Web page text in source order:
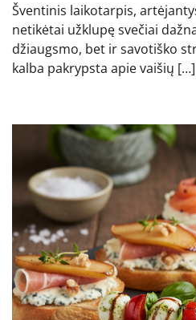
Šventinis laikotarpis,
netikėtai užklupę svečiai
džiaugsmo, bet ir savotiško
kalba pakrypsta apie vaišių […]